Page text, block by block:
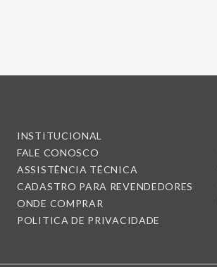
INSTITUCIONAL
FALE CONOSCO
ASSISTÊNCIA TÉCNICA
CADASTRO PARA REVENDEDORES
ONDE COMPRAR
POLITICA DE PRIVACIDADE